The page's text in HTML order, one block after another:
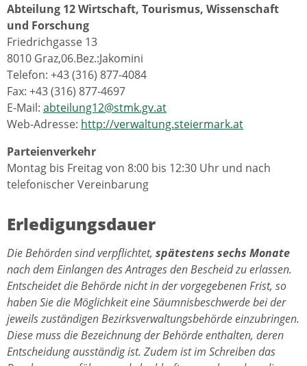
Abteilung 12 Wirtschaft, Tourismus, Wissenschaft
und Forschung
Friedrichgasse 13
8010 Graz,06.Bez.:Jakomini
Telefon: +43 (316) 877-4084
Fax: +43 (316) 877-4697
E-Mail: abteilung12@stmk.gv.at
Web-Adresse: http://verwaltung.steiermark.at
Parteienverkehr
Montag bis Freitag von 8:00 bis 12:30 Uhr und nach
telefonischer Vereinbarung
Erledigungsdauer
Die Behörden sind verpflichtet, spätestens sechs Monate
nach dem Einlangen des Antrages den Bescheid zu erlassen.
Entscheidet die Behörde nicht in der vorgegebenen Frist, so
haben Sie die Möglichkeit eine Säumnisbeschwerde bei der
jeweils zuständigen Bezirksverwaltungsbehörde einzubringen.
Diese muss die Bezeichnung der Behörde enthalten, deren
Entscheidung ausständig ist. Zudem ist im Schreiben das